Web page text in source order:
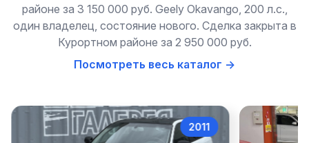
районе за 3 150 000 руб. Geely Okavango, 200 л.с.,
один владелец, состояние нового. Сделка закрыта в
Курортном районе за 2 950 000 руб.
Посмотреть весь каталог →
2011